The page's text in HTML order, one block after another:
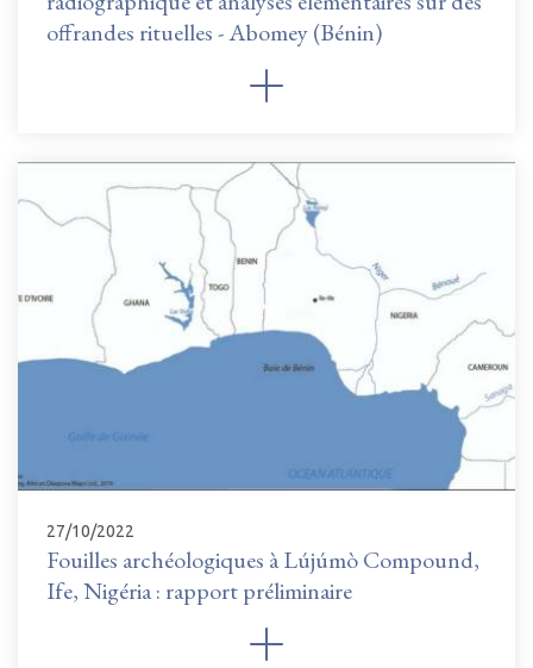
offrandes rituelles - Abomey (Bénin)
27/10/2022
Fouilles archéologiques à Lújúmò Compound,
Ife, Nigéria : rapport préliminaire